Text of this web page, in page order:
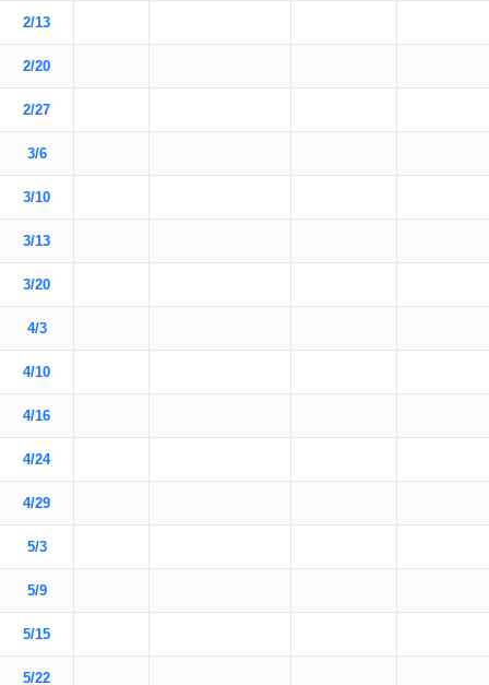
2/13
2/20
2/27
3/6
3/10
3/13
3/20
4/3
4/10
4/16
4/24
4/29
5/3
5/9
5/15
5/22